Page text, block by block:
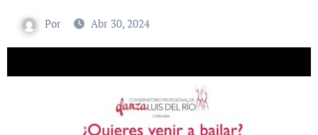
Por Abr 30, 2024